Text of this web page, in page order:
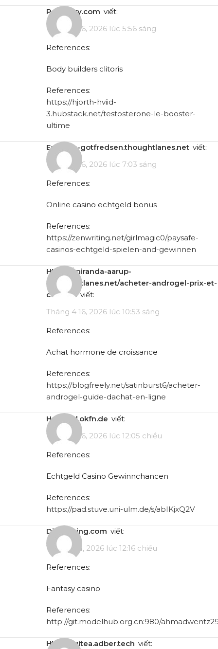
posteezy.com viết:
Tháng 4 16, 2026 lúc 5:56 sáng
References:
Body builders clitoris
References:
https://hjorth-hviid-
3.hubstack.net/testosterone-le-booster-
ultime
eskesen-gotfredsen.thoughtlanes.net viết:
Tháng 4 16, 2026 lúc 7:03 sáng
References:
Online casino echtgeld bonus
References:
https://zenwriting.net/girlmagic0/paysafe-
casinos-echtgeld-spielen-and-gewinnen
https://miranda-aarup-
2.thoughtlanes.net/acheter-androgel-prix-et-
conseils viết:
Tháng 4 16, 2026 lúc 10:53 sáng
References:
Achat hormone de croissance
References:
https://blogfreely.net/satinburst6/acheter-
androgel-guide-dachat-en-ligne
hackmd.okfn.de viết:
Tháng 4 16, 2026 lúc 12:05 chiều
References:
Echtgeld Casino Gewinnchancen
References:
https://pad.stuve.uni-ulm.de/s/abIKjxQ2V
dibodating.com viết:
Tháng 5 4, 2026 lúc 12:16 chiều
References:
Fantasy casino
References:
http://git.modelhub.org.cn:980/
https://gitea.adber.tech viết: